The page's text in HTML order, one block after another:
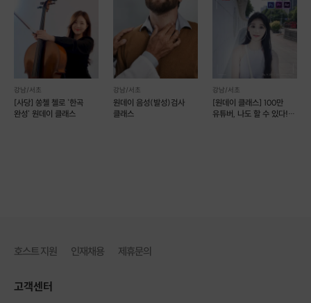
강남/서초
[사당] 쏭첼 첼로 '한곡
완성' 원데이 클래스
강남/서초
원데이 음성(발성)검사
클래스
강남/서초
[원데이 클래스] 100만
유튜버, 나도 할 수 있다!
호스트 지원 인재채용 제휴문의
고객센터